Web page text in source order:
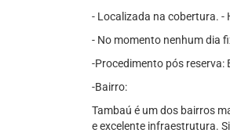
- Localizada na cobertura. -
- No momento nenhum dia
-Procedimento pós reserva:
-Bairro:
Tambaú é um dos bairros
e excelente infraestrutura.